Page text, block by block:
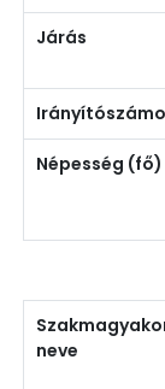
Járás
Népesség (fő)
neve